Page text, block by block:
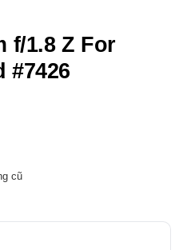
f/1.8 Z For
#7426
cũ